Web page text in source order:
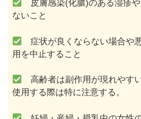
皮膚感染(化膿)のある湿疹
ないこと
症状が良くならない場合や
用を中止すること
高齢者は副作用が現れやす
使用する際は特に注意する。